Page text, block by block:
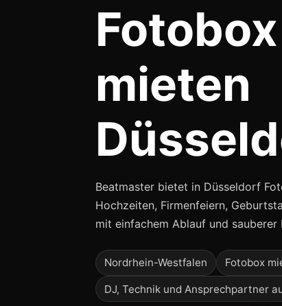
Fotobox
mieten
Beatmaster bietet in Düsseldorf
Hochzeiten, Firmenfeiern,
mit einfachem Ablauf und sauberer
Nordrhein-Westfalen Fotobox
DJ, Technik und Ansprechpartner